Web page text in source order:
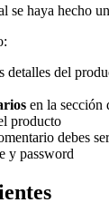
se haya hecho
detalles del
en la sección
producto
debes
y password